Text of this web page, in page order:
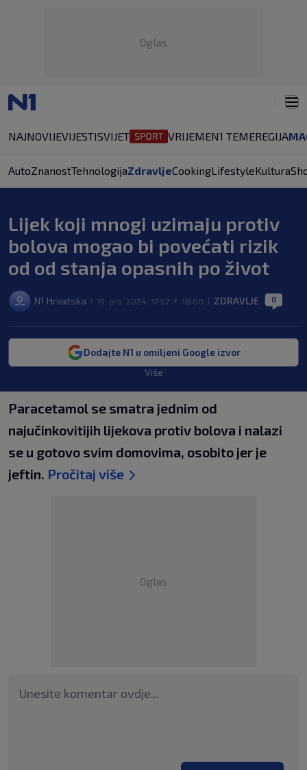
Oglas
NAJNOVIJEVIJESTISVIJET VRIJEMEN1 TEMEREGIJA
AutoZnanostTehnologijaZdravljeCookingLifestyleKultura
Lijek koji mnogi uzimaju protiv
bolova mogao bi povećati rizik
od od stanja opasnih po život
N1 Hrvatska 15. pro. 2024. 17:57 > 18:00 ZDRAVLJE 0
Dodajte N1 u omiljeni Google izvor
Više
Paracetamol se smatra jednim od
najučinkovitijih lijekova protiv bolova i nalazi
se u gotovo svim domovima, osobito jer je
jeftin. Pročitaj više
Oglas